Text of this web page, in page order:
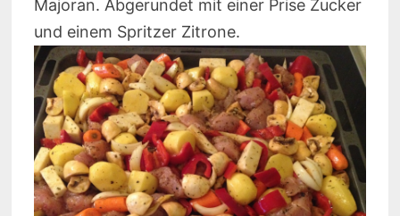
Majoran. Abgerundet mit einer Prise Zucker
und einem Spritzer Zitrone.